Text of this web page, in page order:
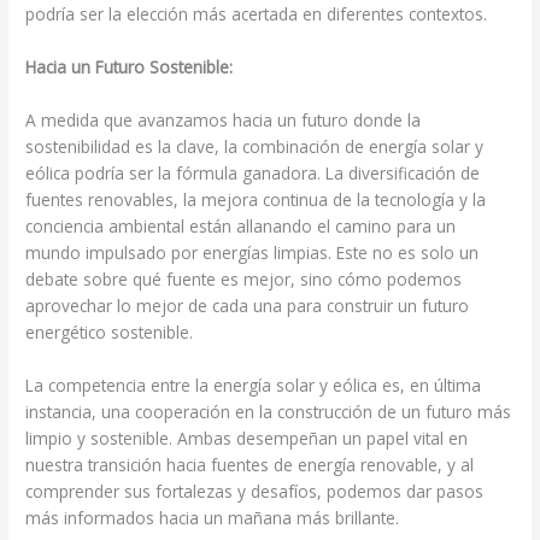
podría ser la elección más acertada en diferentes contextos.
Hacia un Futuro Sostenible:
A medida que avanzamos hacia un futuro donde la
sostenibilidad es la clave, la combinación de energía solar y
eólica podría ser la fórmula ganadora. La diversificación de
fuentes renovables, la mejora continua de la tecnología y la
conciencia ambiental están allanando el camino para un
mundo impulsado por energías limpias. Este no es solo un
debate sobre qué fuente es mejor, sino cómo podemos
aprovechar lo mejor de cada una para construir un futuro
energético sostenible.
La competencia entre la energía solar y eólica es, en última
instancia, una cooperación en la construcción de un futuro más
limpio y sostenible. Ambas desempeñan un papel vital en
nuestra transición hacia fuentes de energía renovable, y al
comprender sus fortalezas y desafíos, podemos dar pasos
más informados hacia un mañana más brillante.